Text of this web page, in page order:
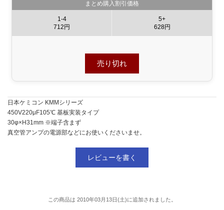
まとめ購入割引価格
1-4
712円
5+
628円
売り切れ
日本ケミコン KMMシリーズ
450V220μF105℃ 基板実装タイプ
30φ×H31mm ※端子含まず
真空管アンプの電源部などにお使いくださいませ。
レビューを書く
この商品は 2010年03月13日(土)に追加されました。